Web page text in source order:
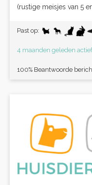
(rustige meisjes van 5 en
Past op:
4 maanden geleden actief
100% Beantwoorde